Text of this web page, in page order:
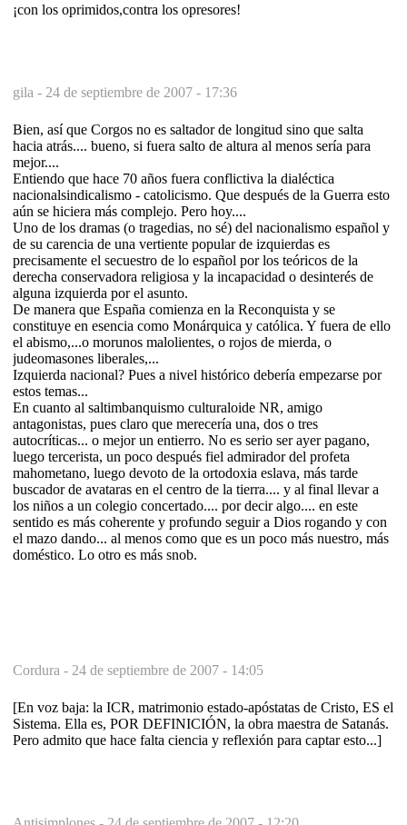
¡con los oprimidos,contra los opresores!
gila - 24 de septiembre de 2007 - 17:36
Bien, así que Corgos no es saltador de longitud sino que salta
hacia atrás.... bueno, si fuera salto de altura al menos sería para
mejor....
Entiendo que hace 70 años fuera conflictiva la dialéctica
nacionalsindicalismo - catolicismo. Que después de la Guerra esto
aún se hiciera más complejo. Pero hoy....
Uno de los dramas (o tragedias, no sé) del nacionalismo español y
de su carencia de una vertiente popular de izquierdas es
precisamente el secuestro de lo español por los teóricos de la
derecha conservadora religiosa y la incapacidad o desinterés de
alguna izquierda por el asunto.
De manera que España comienza en la Reconquista y se
constituye en esencia como Monárquica y católica. Y fuera de ello
el abismo,...o morunos malolientes, o rojos de mierda, o
judeomasones liberales,...
Izquierda nacional? Pues a nivel histórico debería empezarse por
estos temas...
En cuanto al saltimbanquismo culturaloide NR, amigo
antagonistas, pues claro que merecería una, dos o tres
autocríticas... o mejor un entierro. No es serio ser ayer pagano,
luego tercerista, un poco después fiel admirador del profeta
mahometano, luego devoto de la ortodoxia eslava, más tarde
buscador de avataras en el centro de la tierra.... y al final llevar a
los niños a un colegio concertado.... por decir algo.... en este
sentido es más coherente y profundo seguir a Dios rogando y con
el mazo dando... al menos como que es un poco más nuestro, más
doméstico. Lo otro es más snob.
Cordura - 24 de septiembre de 2007 - 14:05
[En voz baja: la ICR, matrimonio estado-apóstatas de Cristo, ES el
Sistema. Ella es, POR DEFINICIÓN, la obra maestra de Satanás.
Pero admito que hace falta ciencia y reflexión para captar esto...]